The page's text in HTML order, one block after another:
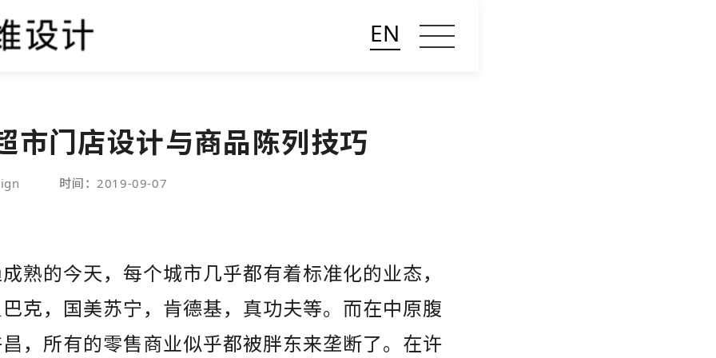
EN
市门店设计与商品陈列技巧
时间：2019-09-07
熟的今天，每个城市几乎都有着标准化的业态，
克，国美苏宁，肯德基，真功夫等。而在中原腹
，所有的零售商业似乎都被胖东来垄断了。在许